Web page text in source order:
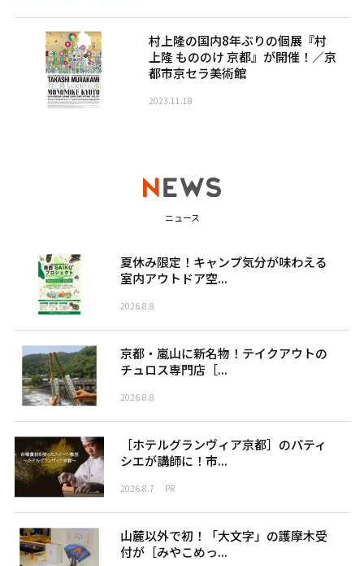
村上隆の国内8年ぶりの個展『村
上隆 もののけ 京都』が開催！／京
都市京セラ美術館
2023.11.18
ニュース
夏休み限定！キャンプ気分が味わえる
室内アウトドア空...
2026.8.8
京都・嵐山に新名物！テイクアウトの
チュロス専門店［...
2026.8.8
［ホテルグランヴィア京都］のパティ
シエが講師に！市...
2026.8.7 PR
山麓以外で初！「大文字」の護摩木受
付が［みやこめっ...